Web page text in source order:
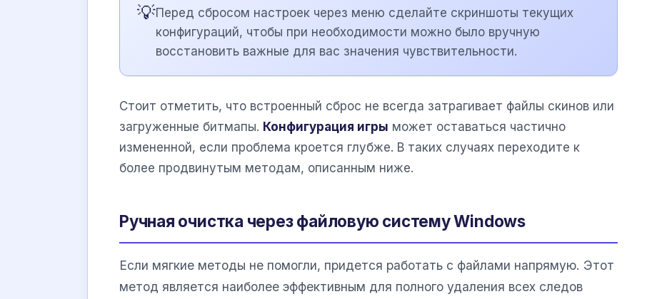
💡Перед сбросом настроек через меню сделайте скриншоты текущих
конфигураций, чтобы при необходимости можно было вручную
восстановить важные для вас значения чувствительности.
Стоит отметить, что встроенный сброс не всегда затрагивает файлы скинов или
загруженные битмапы. Конфигурация игры может оставаться частично
измененной, если проблема кроется глубже. В таких случаях переходите к
более продвинутым методам, описанным ниже.
Ручная очистка через файловую систему Windows
Если мягкие методы не помогли, придется работать с файлами напрямую. Этот
метод является наиболее эффективным для полного удаления всех следов